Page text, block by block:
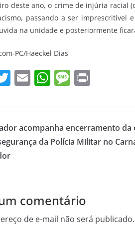
deste ano, o crime de injúria racial
passando a ser imprescritível
na unidade e posteriormente
PC/Haeckel Dias
T
er
E
l
W
s
A
M
a
g
acompanha encerramento da
da Polícia Militar no
comentário
de e-mail não será publicado.